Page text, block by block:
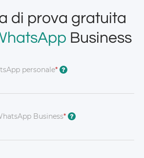
di prova gratuita
Business
personale* ?
Business* ?